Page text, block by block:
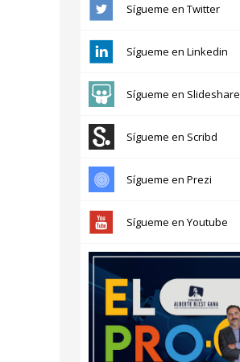
Sígueme en Twitter
Sígueme en Linkedin
Sígueme en Slideshare
Sígueme en Scribd
Sígueme en Prezi
Sígueme en Youtube